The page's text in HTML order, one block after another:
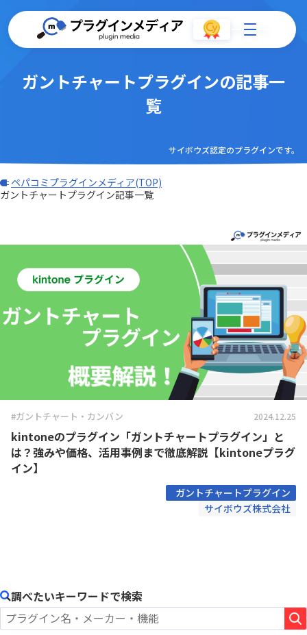
ガントチャートプラグインの記事一
覧
サイボウズ認定のプラグインです。
ペパコミプラグインメディア(TOP)
ガントチャートプラグイン記事一覧
#ガントチャート・カンバン 2024.12.25
kintoneのプラグイン「ガントチャートプラグイン」と
は？強みや価格、活用事例まで徹底解説【kintoneプラグ
イン】
ガントチャートプラグイン
サイボウズ株式会社
調べたいキーワードで検索